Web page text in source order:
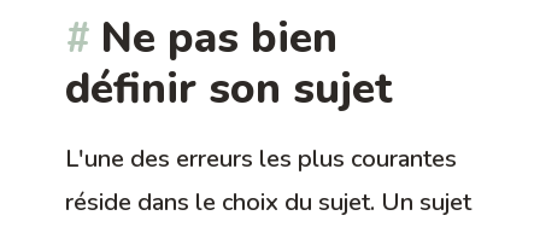
Ne pas bien
définir son sujet
L'une des erreurs les plus courantes
réside dans le choix du sujet. Un sujet